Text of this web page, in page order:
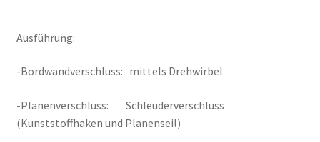
Ausführung:
-Bordwandverschluss: mittels Drehwirbel
-Planenverschluss: Schleuderverschluss
(Kunststoffhaken und Planenseil)